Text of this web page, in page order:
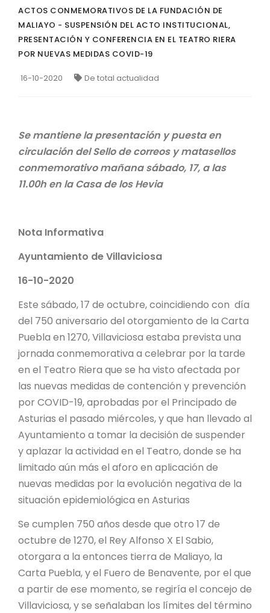
ACTOS CONMEMORATIVOS DE LA FUNDACIÓN DE
MALIAYO - SUSPENSIÓN DEL ACTO INSTITUCIONAL,
PRESENTACIÓN Y CONFERENCIA EN EL TEATRO RIERA
POR NUEVAS MEDIDAS COVID-19
16-10-2020 De total actualidad
Se mantiene la presentación y puesta en
circulación del Sello de correos y matasellos
conmemorativo mañana sábado, 17, a las
11.00h en la Casa de los Hevia
Nota Informativa
Ayuntamiento de Villaviciosa
16-10-2020
Este sábado, 17 de octubre, coincidiendo con día
del 750 aniversario del otorgamiento de la Carta
Puebla en 1270, Villaviciosa estaba prevista una
jornada conmemorativa a celebrar por la tarde
en el Teatro Riera que se ha visto afectada por
las nuevas medidas de contención y prevención
por COVID-19, aprobadas por el Principado de
Asturias el pasado miércoles, y que han llevado al
Ayuntamiento a tomar la decisión de suspender
y aplazar la actividad en el Teatro, donde se ha
limitado aún más el aforo en aplicación de
nuevas medidas por la evolución negativa de la
situación epidemiológica en Asturias
Se cumplen 750 años desde que otro 17 de
octubre de 1270, el Rey Alfonso X El Sabio,
otorgara a la entonces tierra de Maliayo, la
Carta Puebla, y el Fuero de Benavente, por el que
a partir de ese momento, se regiría el concejo de
Villaviciosa, y se señalaban los límites del término